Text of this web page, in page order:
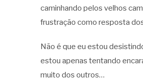
caminhando pelos velhos
frustração como resposta
Não é que eu estou
estou apenas tentando
muito dos outros…